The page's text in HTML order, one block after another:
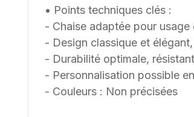
• Points techniques clés :
- Chaise adaptée pour usage
- Design classique et
- Durabilité optimale,
- Personnalisation possible
- Couleurs : Non précisées